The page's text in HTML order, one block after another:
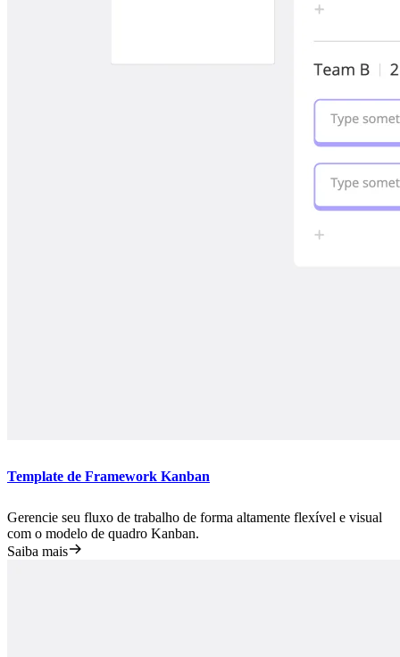
Template de Framework Kanban
Gerencie seu fluxo de trabalho de forma altamente flexível e visual
com o modelo de quadro Kanban.
Saiba mais